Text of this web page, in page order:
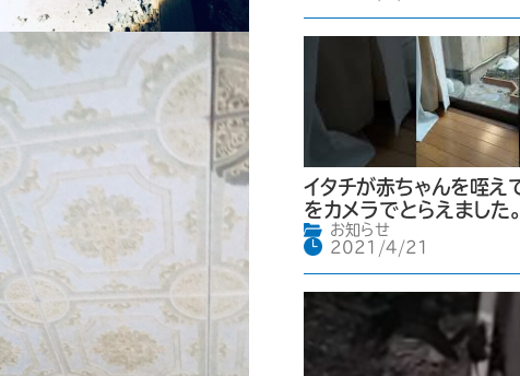
イタチが赤ちゃんを咥え
をカメラでとらえました。
お知らせ
2021/4/21